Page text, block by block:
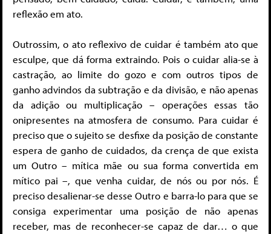
reflexão em ato.
Outrossim, o ato reflexivo de cuidar é também ato que
esculpe, que dá forma extraindo. Pois o cuidar alia-se à
castração, ao limite do gozo e com outros tipos de
ganho advindos da subtração e da divisão, e não apenas
da adição ou multiplicação – operações essas tão
onipresentes na atmosfera de consumo. Para cuidar é
preciso que o sujeito se desfixe da posição de constante
espera de ganho de cuidados, da crença de que exista
um Outro – mítica mãe ou sua forma convertida em
mítico pai –, que venha cuidar, de nós ou por nós. É
preciso desalienar-se desse Outro e barra-lo para que se
consiga experimentar uma posição de não apenas
receber, mas de reconhecer-se capaz de dar… o que